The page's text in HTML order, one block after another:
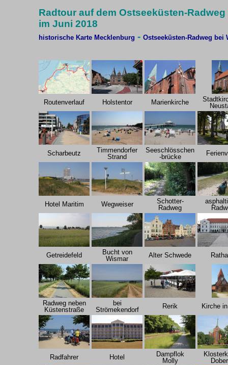
Radtour auf dem Ostseeküsten-
im Juni 2018
historische Karte Mecklenburg - Ostseeküsten-Radweg bei
Routenverlauf Holstentor Marienkirche
Scharbeutz
Timmendorfer
Strand
Seeschlösschen
-brücke
Hotel Maritim Wegweiser
Schotter-
Radweg
Getreidefeld
Bucht von
Wismar
Alter Schwede
Radweg neben
Küstenstraße
bei
Strömekendorf
Rerik Kirche
Radfahrer Hotel
Dampflok
Molly